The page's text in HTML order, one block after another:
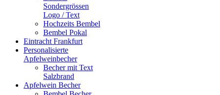
Sondergrössen
Logo / Text
Hochzeits Bembel
Bembel Pokal
Eintracht Frankfurt
Personalisierte
Apfelweinbecher
Becher mit Text
Salzbrand
Apfelwein Becher